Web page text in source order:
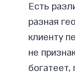
Есть
разная
клиенту
не